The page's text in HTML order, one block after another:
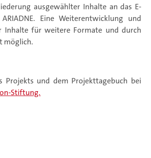
ausgewählter Inhalte an das E-
Eine Weiterentwicklung und
Inhalte für weitere Formate und durch
möglich.
Projekts und dem Projekttagebuch bei
Stiftung.